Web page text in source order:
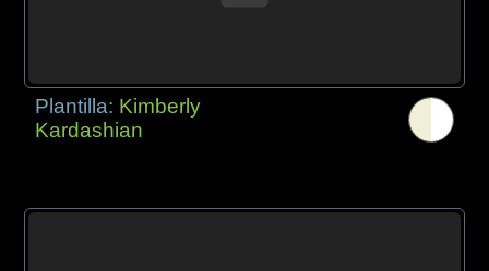
Plantilla: Kimberly
Kardashian